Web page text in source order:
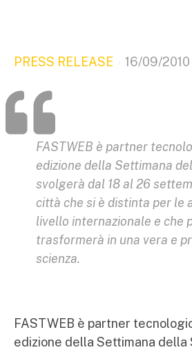
PRESS RELEASE 16/09/2010
FASTWEB è partner
edizione della Settimana
svolgerà dal 18 al 26
città che si è distinta per le
livello internazionale e che
trasformerà in una vera e
scienza.
FASTWEB è partner
edizione della Settimana della